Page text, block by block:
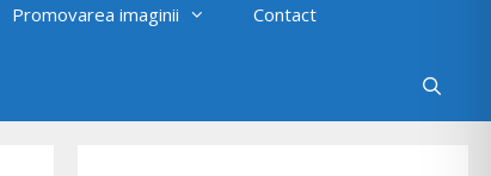
Promovarea imaginii Contact